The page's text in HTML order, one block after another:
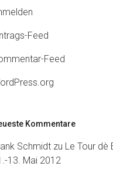
Feed
Feed
Kommentare
Schmidt zu Le Tour dè
13. Mai 2012